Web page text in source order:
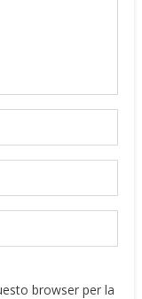
browser per la